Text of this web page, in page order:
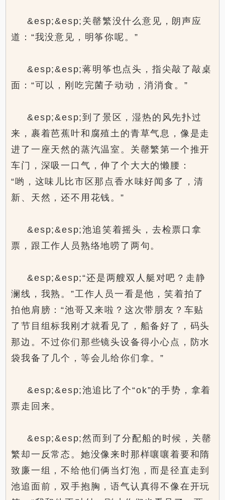
&esp;&esp;关罄繁没什么意见，朗声应
道：“我没意见，明筝你呢。”
&esp;&esp;蒋明筝也点头，指尖敲了敲桌
面：“可以，刚吃完菌子动动，消消食。”
&esp;&esp;到了景区，湿热的风先扑过
来，裹着芭蕉叶和腐殖土的青草气息，像是走
进了一座天然的蒸汽温室。关罄繁第一个推开
车门，深吸一口气，伸了个大大的懒腰：
“哟，这味儿比市区那点香水味好闻多了，清
新、天然，还不用花钱。”
&esp;&esp;池追笑着摇头，去检票口拿
票，跟工作人员熟络地唠了两句。
&esp;&esp;“还是两艘双人艇对吧？走静
澜线，我熟。”工作人员一看是他，笑着拍了
拍他肩膀：“池哥又来啦？这次带朋友？车贴
了节目组标我刚才就看见了，船备好了，码头
那边。不过你们那些镜头设备得小心点，防水
袋我备了几个，等会儿给你们拿。”
&esp;&esp;池追比了个“ok”的手势，拿着
票走回来。
&esp;&esp;然而到了分配船的时候，关罄
繁却一反常态。她没像来时那样嚷嚷着要和隋
致廉一组，不给他们俩当灯泡，而是径直走到
池追面前，双手抱胸，语气认真得不像在开玩